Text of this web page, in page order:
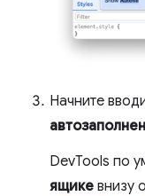
Начните
DevTools по
ящике внизу